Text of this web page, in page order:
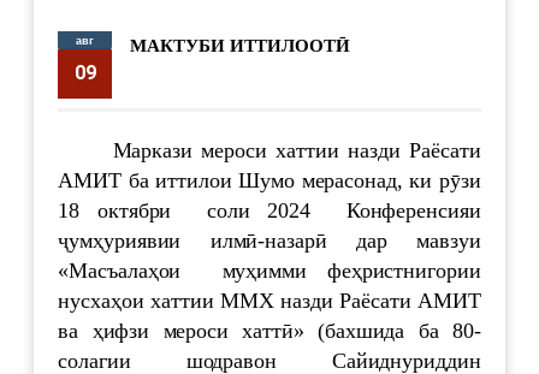
09
авг МАКТУБИ ИТТИЛООТӢ
Маркази мероси хаттии назди Раёсати
АМИТ ба иттилои Шумо мерасонад, ки рӯзи
18 октябри соли 2024 Конференсияи
ҷумҳуриявии илмӣ-назарӣ дар мавзуи
«Масъалаҳои муҳимми феҳристнигории
нусхаҳои хаттии ММХ назди Раёсати АМИТ
ва ҳифзи мероси хаттӣ» (бахшида ба 80-
солагии шодравон Сайиднуриддин